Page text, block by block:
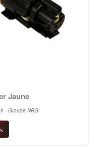
Jaune
- Groupe NRG